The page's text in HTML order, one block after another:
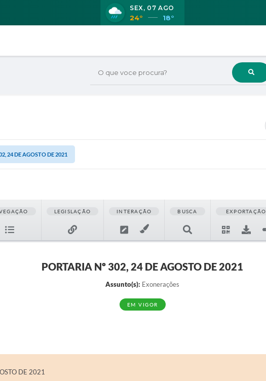
O que voce procura?
SEX 07 AGO
24° 18°
24 DE AGOSTO DE 2021
LEGISLAÇÃO INTERAÇÃO BUSCA EXPORTAÇÃO
PORTARIA Nº 302, 24 DE AGOSTO DE 2021
Assunto(s): Exonerações
EM VIGOR
DE 2021